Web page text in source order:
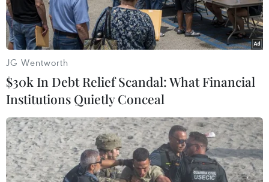
2,18 tỷ USD nhờ doanh số bán thuốc trị ung thư.
JG Wentworth
$30k In Debt Relief Scandal: What Financial
Institutions Quietly Conceal